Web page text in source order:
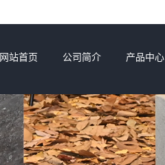
网站首页 公司简介 产品中心